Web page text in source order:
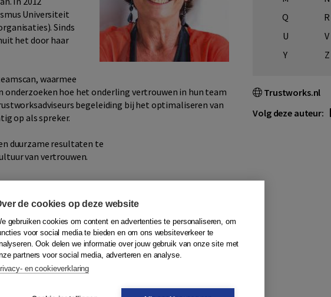
Universiteit
Sinds
het door haar
waarmee
hoe het onderling vertrouwen in hun team
begeleiding bij het optimaliseren van
op als spreker.
duurzame resultaten te
van vertrouwen.
kompas
en hectiek, terwijl we verlangen naar rust,
een gevoel van vertrouwen. En dat is een terecht
Q
R
U
V
Y
Z
Trustworks.nl
Volg deze auteur:
de cookies op deze website
gebruiken cookies om content en advertenties te personaliseren, om
voor social media te bieden en om ons websiteverkeer te
Ook delen we informatie over jouw gebruik van onze site met
partners voor social media, adverteren en analyse.
en cookieverklaring